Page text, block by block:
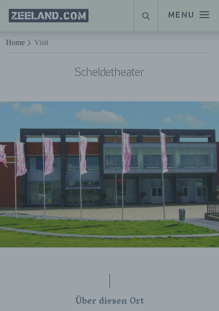
Naar hoofdinhoud
MENU
Homepage
Zeeland.com
SUCHE
Home Visit
Scheldetheater
Über diesen Ort